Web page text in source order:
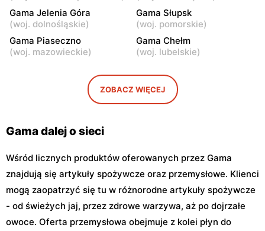
Rawa Mazowiecka al.
Konstytucji 3 Maja 13
Łowicz, ul. 3 Maja 14
Gama
Łowicz, ul. 11 Listopada 2
Gama
Łowicz, ul. Lipowa 1
Łowicz, ul. Katarzynów 5
Gama
Nowe Łubki, ul. Nowe Łubki
14
Gama Jelenia Góra
(woj. dolnośląskie)
Gama Słupsk
(woj. pomorskie)
Gama Piaseczno
(woj. mazowieckie)
Gama Chełm
(woj. lubelskie)
ZOBACZ WIĘCEJ
Gama dalej o sieci
Wśród licznych produktów oferowanych przez Gama
znajdują się artykuły spożywcze oraz przemysłowe. Klienci
mogą zaopatrzyć się tu w różnorodne artykuły spożywcze
- od świeżych jaj, przez zdrowe warzywa, aż po dojrzałe
owoce. Oferta przemysłowa obejmuje z kolei płyn do